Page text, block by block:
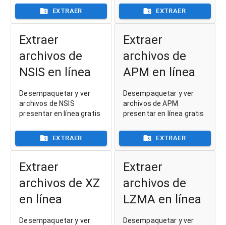
EXTRAER EXTRAER
Extraer
archivos de
NSIS en línea
Desempaquetar y ver
archivos de NSIS
presentar en línea gratis
EXTRAER
Extraer
archivos de
APM en línea
Desempaquetar y ver
archivos de APM
presentar en línea gratis
EXTRAER
Extraer
archivos de XZ
en línea
Desempaquetar y ver
Extraer
archivos de
LZMA en línea
Desempaquetar y ver